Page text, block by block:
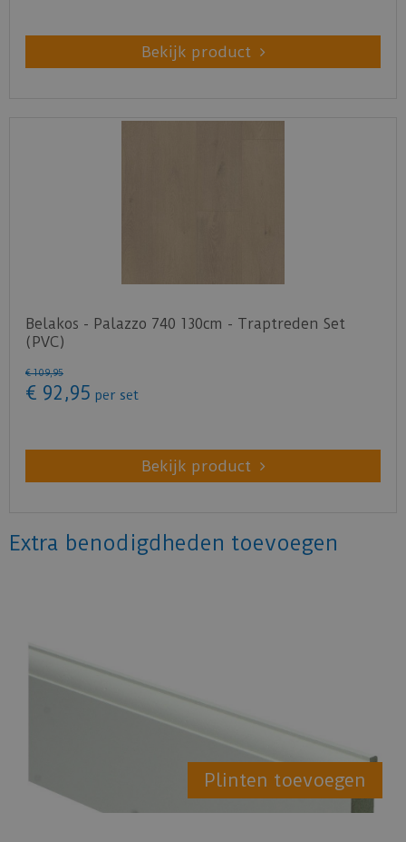
Bekijk product
Belakos - Palazzo 740 130cm - Traptreden Set
(PVC)
€ 109,95
€ 92 ,95 per set
Bekijk product
Extra benodigdheden toevoegen
Plinten toevoegen